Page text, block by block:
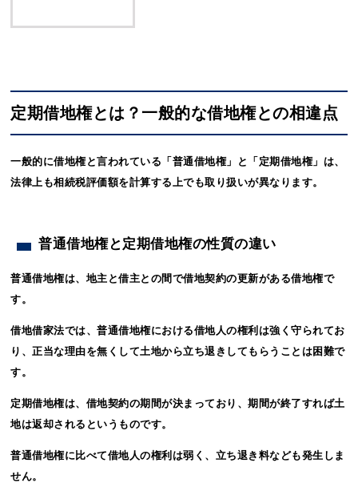
定期借地権とは？一般的な借地権との相違点
一般的に借地権と言われている「普通借地権」と「定期借地権」は、
法律上も相続税評価額を計算する上でも取り扱いが異なります。
普通借地権と定期借地権の性質の違い
普通借地権は、地主と借主との間で借地契約の更新がある借地権で
す。
借地借家法では、普通借地権における借地人の権利は強く守られてお
り、正当な理由を無くして土地から立ち退きしてもらうことは困難で
す。
定期借地権は、借地契約の期間が決まっており、期間が終了すれば土
地は返却されるというものです。
普通借地権に比べて借地人の権利は弱く、立ち退き料なども発生しま
せん。